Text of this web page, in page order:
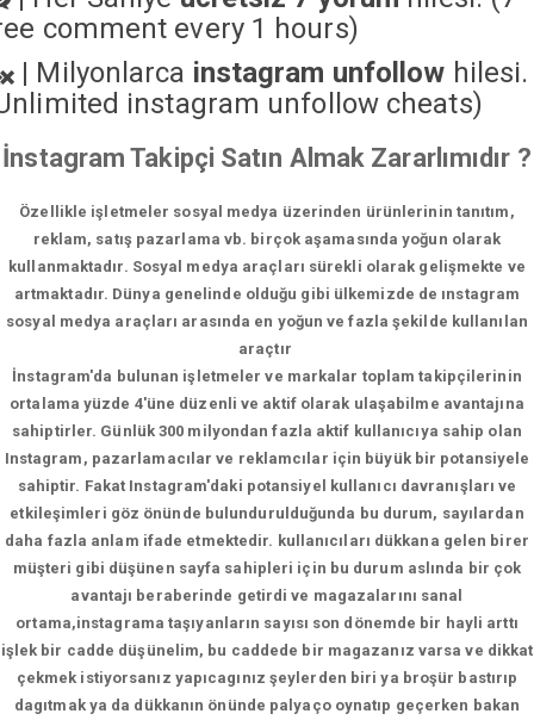
comment every 1 hours)
| Milyonlarca instagram unfollow hilesi.
instagram unfollow cheats)
İnstagram Takipçi Satın Almak Zararlımıdır ?
Özellikle işletmeler sosyal medya üzerinden ürünlerinin tanıtım,
reklam, satış pazarlama vb. birçok aşamasında yoğun olarak
kullanmaktadır. Sosyal medya araçları sürekli olarak gelişmekte ve
artmaktadır. Dünya genelinde olduğu gibi ülkemizde de ınstagram
sosyal medya araçları arasında en yoğun ve fazla şekilde kullanılan
araçtır
İnstagram'da bulunan işletmeler ve markalar toplam takipçilerinin
ortalama yüzde 4'üne düzenli ve aktif olarak ulaşabilme avantajına
sahiptirler. Günlük 300 milyondan fazla aktif kullanıcıya sahip olan
Instagram, pazarlamacılar ve reklamcılar için büyük bir potansiyele
sahiptir. Fakat Instagram'daki potansiyel kullanıcı davranışları ve
etkileşimleri göz önünde bulundurulduğunda bu durum, sayılardan
daha fazla anlam ifade etmektedir. kullanıcıları dükkana gelen birer
müşteri gibi düşünen sayfa sahipleri için bu durum aslında bir çok
avantajı beraberinde getirdi ve magazalarını sanal
ortama,instagrama taşıyanların sayısı son dönemde bir hayli arttı
işlek bir cadde düşünelim, bu caddede bir magazanız varsa ve dikkat
çekmek istiyorsanız yapıcagınız şeylerden biri ya broşür bastırıp
dagıtmak ya da dükkanın önünde palyaço oynatıp geçerken bakan